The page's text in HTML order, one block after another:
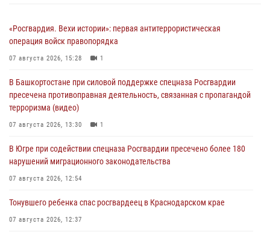
«Росгвардия. Вехи истории»: первая антитеррористическая
операция войск правопорядка
07 августа 2026, 15:28 1
В Башкортостане при силовой поддержке спецназа Росгвардии
пресечена противоправная деятельность, связанная с пропагандой
терроризма (видео)
07 августа 2026, 13:30 1
В Югре при содействии спецназа Росгвардии пресечено более 180
нарушений миграционного законодательства
07 августа 2026, 12:54
Тонувшего ребенка спас росгвардеец в Краснодарском крае
07 августа 2026, 12:37